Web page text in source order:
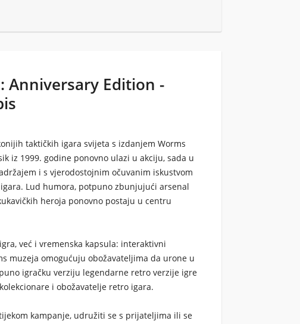
Anniversary Edition -
taktičkih igara svijeta s izdanjemWorms
iz 1999. godine ponovno ulazi u akciju, sada u
i s vjerodostojnim očuvanim iskustvom
Lud humora, potpuno zbunjujući arsenal
heroja ponovno postaju u centru
već i vremenska kapsula: interaktivni
muzeja omogućuju obožavateljima da urone u
igračku verziju legendarne retro verzije igre
i obožavatelje retro igara.
kampanje, udružiti se s prijateljima ili se